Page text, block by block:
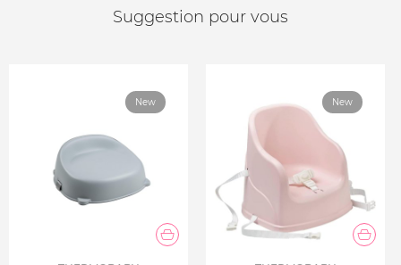
Suggestion pour vous
New New